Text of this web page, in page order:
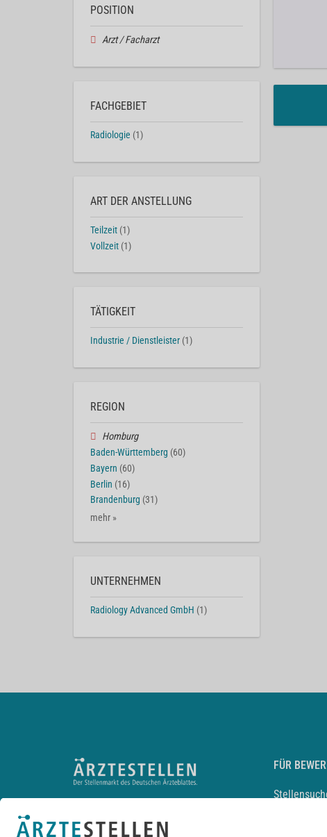
POSITION
Arzt / Facharzt
FACHGEBIET
Radiologie (1)
ART DER ANSTELLUNG
Teilzeit (1)
Vollzeit (1)
TÄTIGKEIT
Industrie / Dienstleister (1)
REGION
Homburg
Baden-Württemberg (60)
Bayern (60)
Berlin (16)
Brandenburg (31)
mehr »
UNTERNEHMEN
Radiology Advanced GmbH (1)
FÜR